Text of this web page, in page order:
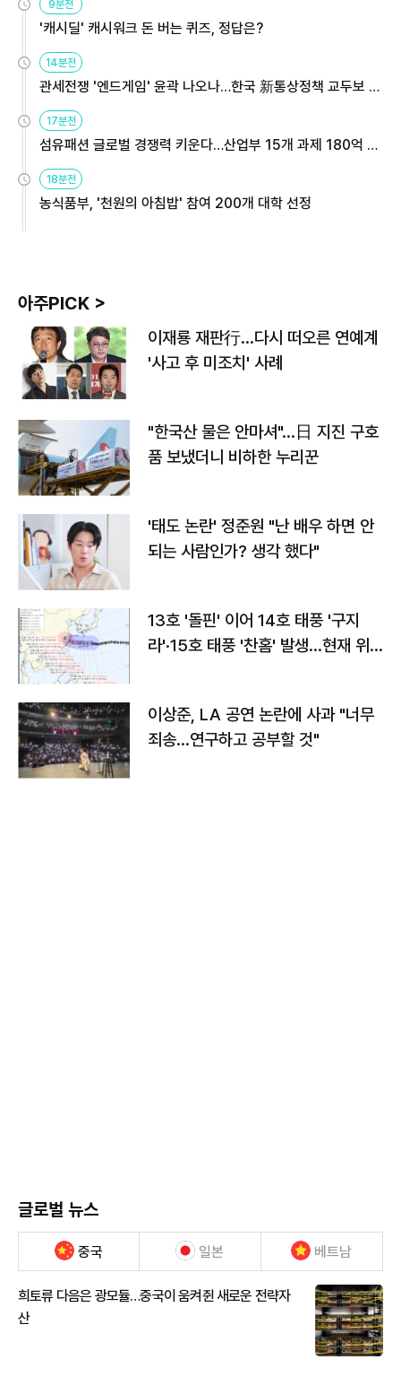
9분전
'캐시딜' 캐시워크 돈 버는 퀴즈, 정답은?
14분전
관세전쟁 '엔드게임' 윤곽 나오나…한국 新통상정책 교두보 활
용해야
17분전
섬유패션 글로벌 경쟁력 키운다…산업부 15개 과제 180억 지
원
18분전
농식품부, '천원의 아침밥' 참여 200개 대학 선정
아주PICK >
이재룡 재판行…다시 떠오른 연예계
'사고 후 미조치' 사례
"한국산 물은 안마셔"…日 지진 구호
품 보냈더니 비하한 누리꾼
'태도 논란' 정준원 "난 배우 하면 안
되는 사람인가? 생각 했다"
13호 '돌핀' 이어 14호 태풍 '구지
라'·15호 태풍 '찬홈' 발생…현재 위
이상준, LA 공연 논란에 사과 "너무
죄송…연구하고 공부할 것"
글로벌 뉴스
중국 일본 베트남
희토류 다음은 광모듈…중국이 움켜쥔 새로운 전략자
산